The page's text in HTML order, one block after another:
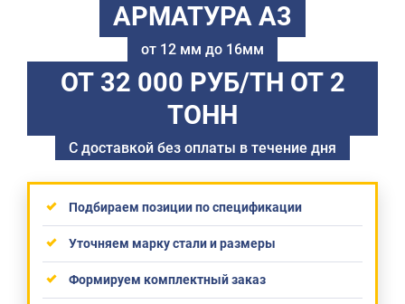
АРМАТУРА А3
от 12 мм до 16мм
ОТ 32 000 РУБ/ТН ОТ 2
ТОНН
С доставкой без оплаты в течение дня
Подбираем позиции по спецификации
Уточняем марку стали и размеры
Формируем комплектный заказ